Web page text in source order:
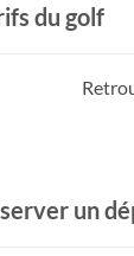
du golf
un